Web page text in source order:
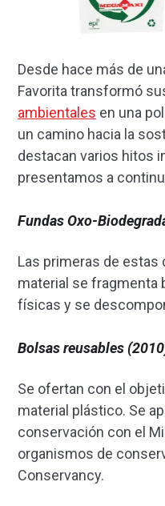
Desde hace más de
Favorita transformó
ambientales en una
un camino hacia la
destacan varios hitos
presentamos a
Fundas Oxo-
Las primeras de estas
material se fragmenta
físicas y se
Bolsas reusables
Se ofertan con el
material plástico. Se
conservación con el
organismos de
Conservancy.